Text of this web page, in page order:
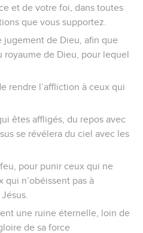
et de votre foi, dans toutes
que vous supportez.
jugement de Dieu, afin que
royaume de Dieu, pour lequel
rendre l’affliction à ceux qui
êtes affligés, du repos avec
se révélera du ciel avec les
pour punir ceux qui ne
qui n’obéissent pas à
une ruine éternelle, loin de
de sa force